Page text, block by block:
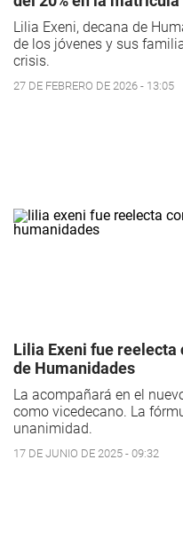
Lilia Exeni, decana de
de los jóvenes y sus
crisis.
27 DE FEBRERO DE 2026 - 13:05
Lilia Exeni fue reelecta
de Humanidades
La acompañará en el
como vicedecano. La
unanimidad.
17 DE JUNIO DE 2025 - 09:32